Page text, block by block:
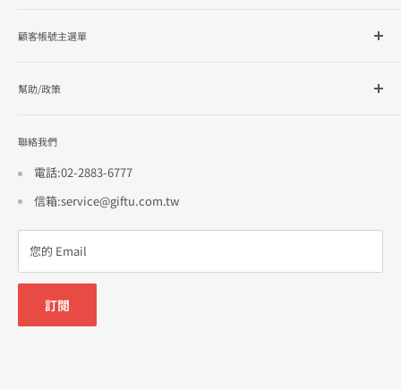
品牌總覽
顧客帳號主選單
訂單查詢
幫助/政策
使用條款
招商合作
聯絡我們
電話:02-2883-6777
信箱:service@giftu.com.tw
您的 Email
訂閱